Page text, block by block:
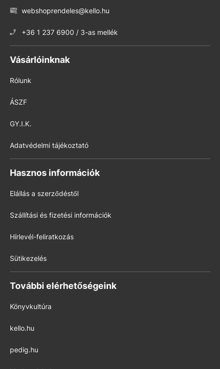
webshoprendeles@kello.hu
+36 1 237 6900 / 3-as mellék
Vásárlóinknak
Rólunk
ÁSZF
GY.I.K.
Adatvédelmi tájékoztató
Hasznos információk
Elállás a szerződéstől
Szállítási és fizetési információk
Hírlevél-feliratkozás
Sütikezelés
További elérhetőségeink
Könyvkultúra
kello.hu
pedig.hu